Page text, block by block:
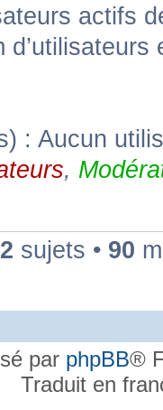
actifs
: Aucun
,
sujets • 90
par phpBB®
Traduit en